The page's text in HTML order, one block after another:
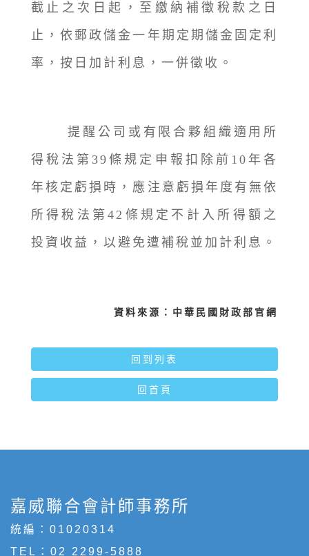
截止之次日起，至繳納補徵稅款之日
止，依郵政儲金一年期定期儲金固定利
率，按日加計利息，一併徵收。
提醒公司或有限合夥組織適用所
得稅法第39條規定申報扣除前10年各
年核定虧損時，應注意虧損年度有無依
所得稅法第42條規定不計入所得額之
投資收益，以避免遭補稅並加計利息。
資料來源：中華民國財政部官網
回到列表
回首頁
嘉威聯合會計師事務所
統編：01020314
TEL： 02 2299-5888